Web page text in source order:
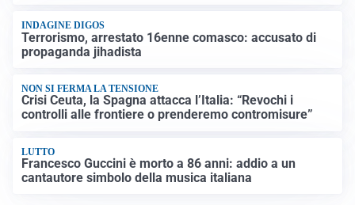
INDAGINE DIGOS
Terrorismo, arrestato 16enne comasco: accusato di
propaganda jihadista
NON SI FERMA LA TENSIONE
Crisi Ceuta, la Spagna attacca l’Italia: “Revochi i
controlli alle frontiere o prenderemo contromisure”
LUTTO
Francesco Guccini è morto a 86 anni: addio a un
cantautore simbolo della musica italiana